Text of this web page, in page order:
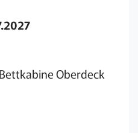
Oberdeck